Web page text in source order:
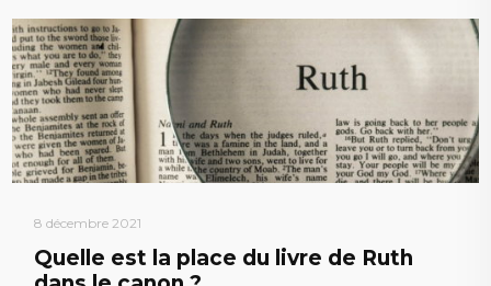
8 décembre 2021
Quelle est la place du livre de Ruth